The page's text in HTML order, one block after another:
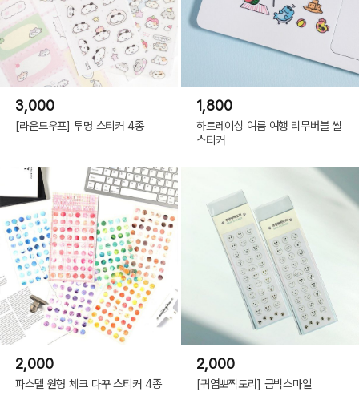
3,000
[라운드우프] 투명 스티커 4종
1,800
하트레이싱 여름 여행 리무버블 씰
스티커
2,000
파스텔 원형 체크 다꾸 스티커 4종
2,000
[귀염뽀짝도리] 금박스마일